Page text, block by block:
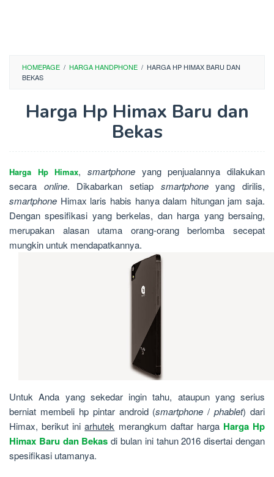
HOMEPAGE / HARGA HANDPHONE / HARGA HP HIMAX BARU DAN
BEKAS
Harga Hp Himax Baru dan
Bekas
Harga Hp Himax,smartphone yang penjualannya dilakukan
secara online. Dikabarkan setiap smartphoneyang dirilis,
smartphone Himax laris habis hanya dalam hitungan jam saja.
Dengan spesifikasi yang berkelas, dan harga yang bersaing,
merupakan alasan utama orang-orang berlomba secepat
mungkin untuk mendapatkannya.
Untuk Anda yang sekedar ingin tahu, ataupun yang serius
berniat membeli hp pintar android (smartphone/phablet) dari
Himax, berikut iniarhutek merangkum daftar harga Harga Hp
Himax Baru dan Bekas di bulan ini tahun 2016 disertai dengan
spesifikasi utamanya.